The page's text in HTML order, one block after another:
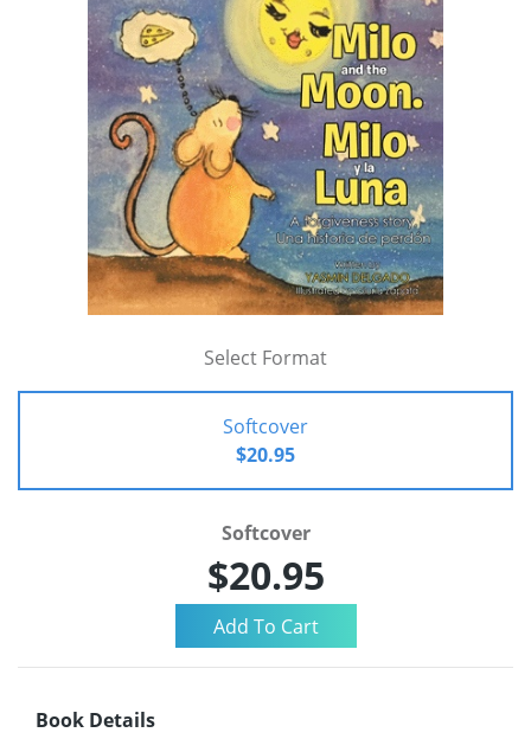
Select Format
Softcover
$20.95
Softcover
$20.95
Book Details